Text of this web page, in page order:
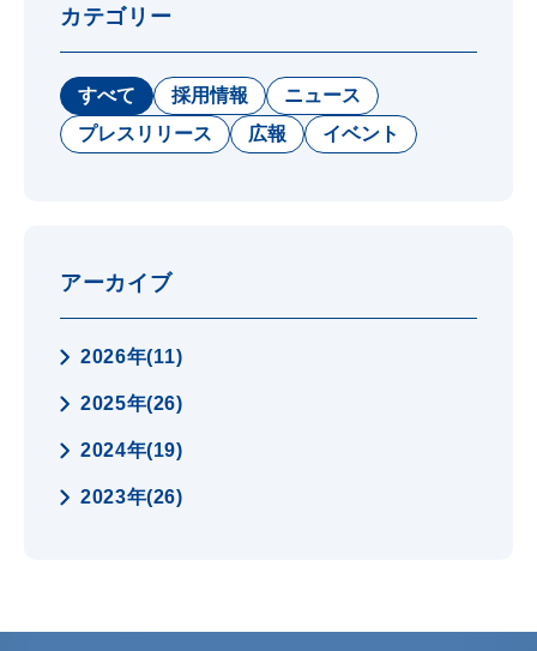
カテゴリー
すべて 採用情報
ニュース
プレスリリース
広報 イベント
アーカイブ
2026年(11)
2025年(26)
2024年(19)
2023年(26)